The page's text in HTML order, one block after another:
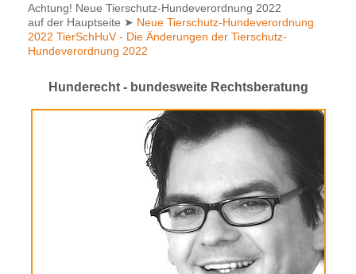
Achtung! Neue Tierschutz-Hundeverordnung 2022
auf der Hauptseite ➤ Neue Tierschutz-Hundeverordnung
2022 TierSchHuV - Die Änderungen der Tierschutz-
Hundeverordnung 2022
Hunderecht - bundesweite Rechtsberatung